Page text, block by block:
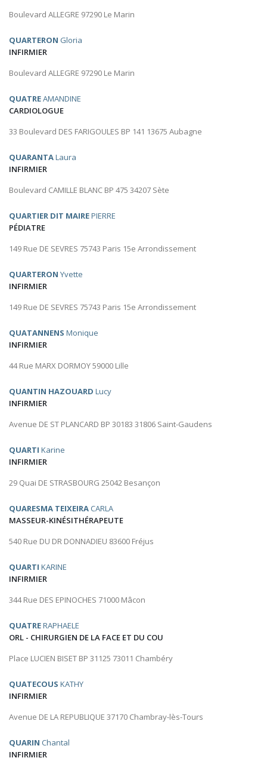
Boulevard ALLEGRE 97290 Le Marin
QUARTERON Gloria
INFIRMIER
Boulevard ALLEGRE 97290 Le Marin
QUATREAMANDINE
CARDIOLOGUE
33 Boulevard DES FARIGOULES BP 141 13675 Aubagne
QUARANTALaura
INFIRMIER
Boulevard CAMILLE BLANC BP 475 34207 Sète
QUARTIER DIT MAIREPIERRE
PÉDIATRE
149 Rue DE SEVRES 75743 Paris 15e Arrondissement
QUARTERON Yvette
INFIRMIER
149 Rue DE SEVRES 75743 Paris 15e Arrondissement
QUATANNENS Monique
INFIRMIER
44 Rue MARX DORMOY 59000 Lille
QUANTIN HAZOUARD Lucy
INFIRMIER
Avenue DE ST PLANCARD BP 30183 31806 Saint-Gaudens
QUARTI Karine
INFIRMIER
29 Quai DE STRASBOURG 25042 Besançon
QUARESMA TEIXEIRA CARLA
MASSEUR-KINÉSITHÉRAPEUTE
540 Rue DU DR DONNADIEU 83600 Fréjus
QUARTI KARINE
INFIRMIER
344 Rue DES EPINOCHES 71000 Mâcon
QUATRERAPHAELE
ORL - CHIRURGIEN DE LA FACE ET DU COU
Place LUCIEN BISET BP 31125 73011 Chambéry
QUATECOUS KATHY
INFIRMIER
Avenue DE LA REPUBLIQUE 37170 Chambray-lès-Tours
QUARIN Chantal
INFIRMIER